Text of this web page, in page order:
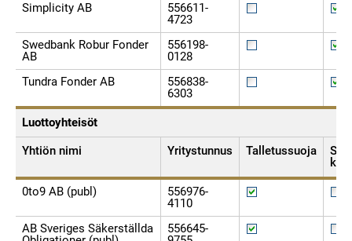
Simplicity AB
556611-
4723
Swedbank Robur Fonder
AB
556198-
0128
Tundra Fonder AB
556838-
6303
Luottoyhteisöt
Yhtiön nimi
Yritystunnus Talletussuoja
0to9 AB (publ)
556976-
4110
AB Sveriges Säkerställda
556645-